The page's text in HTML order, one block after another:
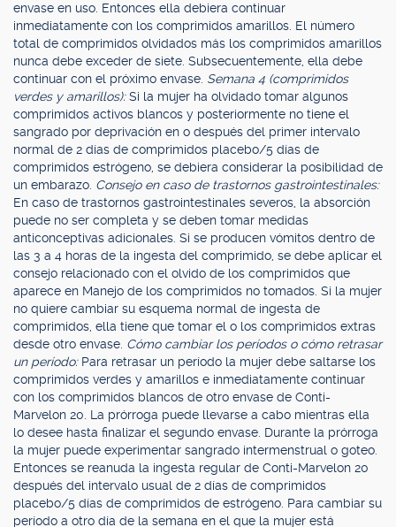
envase en uso. Entonces ella debiera continuar
inmediatamente con los comprimidos amarillos. El número
total de comprimidos olvidados más los comprimidos amarillos
nunca debe exceder de siete. Subsecuentemente, ella debe
continuar con el próximo envase. Semana 4 (comprimidos
verdes y amarillos):Si la mujer ha olvidado tomar algunos
comprimidos activos blancos y posteriormente no tiene el
sangrado por deprivación en o después del primer intervalo
normal de 2 días de comprimidos placebo/5 días de
comprimidos estrógeno, se debiera considerar la posibilidad de
un embarazo. Consejo en caso de trastornos gastrointestinales:
En caso de trastornos gastrointestinales severos, la absorción
puede no ser completa y se deben tomar medidas
anticonceptivas adicionales. Si se producen vómitos dentro de
las 3 a 4 horas de la ingesta del comprimido, se debe aplicar el
consejo relacionado con el olvido de los comprimidos que
aparece en Manejo de los comprimidos no tomados. Si la mujer
no quiere cambiar su esquema normal de ingesta de
comprimidos, ella tiene que tomar el o los comprimidos extras
desde otro envase. Cómo cambiar los períodos o cómo retrasar
un período: Para retrasar un período la mujer debe saltarse los
comprimidos verdes y amarillos e inmediatamente continuar
con los comprimidos blancos de otro envase de Conti-
Marvelon 20. La prórroga puede llevarse a cabo mientras ella
lo desee hasta finalizar el segundo envase. Durante la prórroga
la mujer puede experimentar sangrado intermenstrual o goteo.
Entonces se reanuda la ingesta regular de Conti-Marvelon 20
después del intervalo usual de 2 días de comprimidos
placebo/5 días de comprimidos de estrógeno. Para cambiar su
período a otro día de la semana en el que la mujer está